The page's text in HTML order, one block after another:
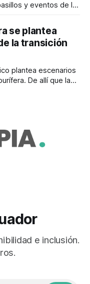
y eventos de la
corona, su cara
recorre las
se plantea
la transición
De allí que la
e inclusión.